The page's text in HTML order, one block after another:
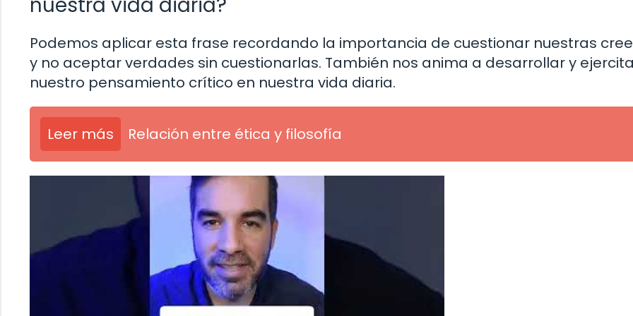
Podemos aplicar esta frase recordando la importancia de cuestionar nuestras
y no aceptar verdades sin cuestionarlas. También nos anima a desarrollar y
nuestro pensamiento crítico en nuestra vida diaria.
Leer más Relación entre ética y filosofía